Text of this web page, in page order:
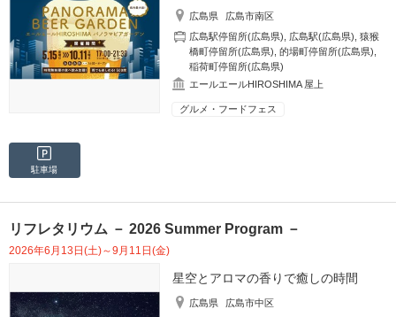
広島県
広島市南区
広島駅停留所(広島県)
広島駅(広島県) ,猿猴
橋町停留所(広島県) ,的場町停留所(広島県)
稲荷町停留所(広島県)
エールエールHIROSHIMA 屋上
グルメ・フードフェス
駐車場
リフレタリウム － 2026 Summer Program －
2026年6月13日(土)～9月11日(金)
星空とアロマの香りで癒しの時間
広島県
広島市中区